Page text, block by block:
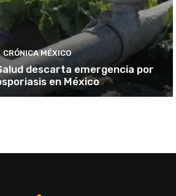
CRÓNICA MÉXICO
descarta emergencia por
en México